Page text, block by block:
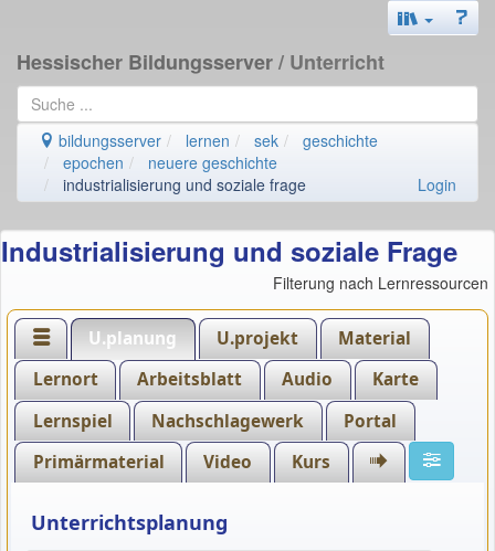
Hessischer Bildungsserver/ Unterricht
bildungsserver lernen sek
geschichte
epochen
neuere geschichte
industrialisierung und soziale frage
Login
Industrialisierung und soziale Frage
Filterung nach Lernressourcen
U.planung U.projekt
Material
Lernort
Arbeitsblatt Audio
Karte
Lernspiel
Nachschlagewerk
Portal
Primärmaterial
Video Kurs
Unterrichtsplanung